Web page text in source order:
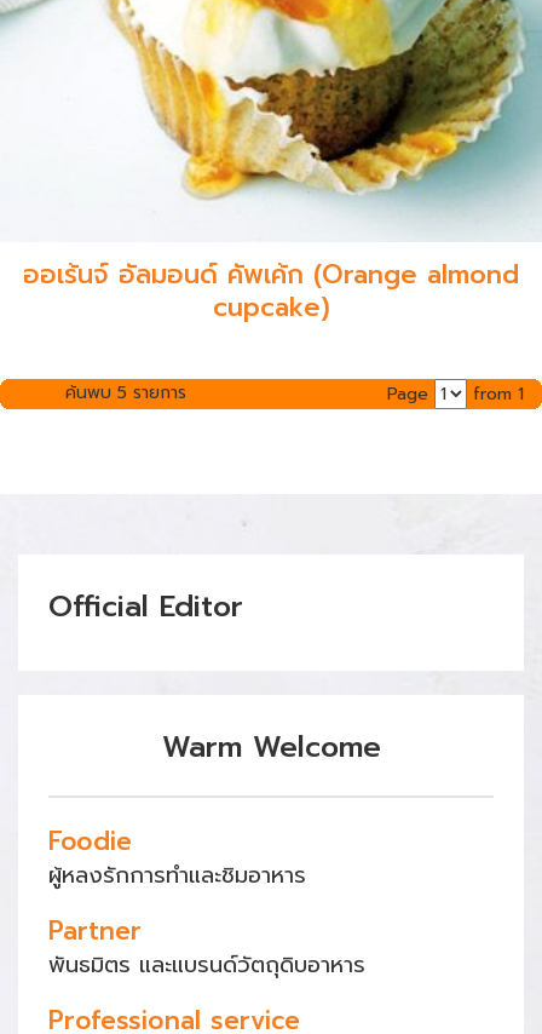
ออเร้นจ์ อัลมอนด์ คัพเค้ก (Orange almond
cupcake)
ค้นพบ 5 รายการ Page from 1
Official Editor
Warm Welcome
Foodie
ผู้หลงรักการทำและชิมอาหาร
Partner
พันธมิตร และแบรนด์วัตถุดิบอาหาร
Professional service